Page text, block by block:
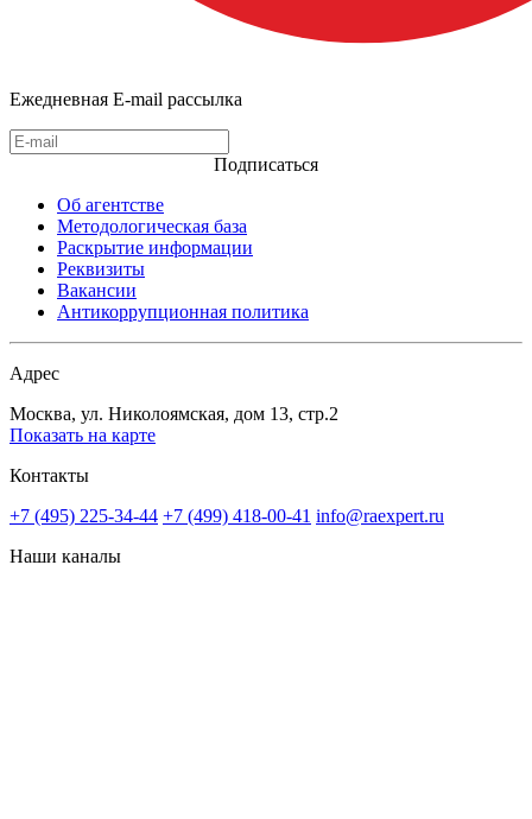
Ежедневная E-mail рассылка
Подписаться
Об агентстве
Методологическая база
Раскрытие информации
Реквизиты
Вакансии
Антикоррупционная политика
Адрес
Москва, ул. Николоямская, дом 13, стр.2
Показать на карте
Контакты
+7 (495) 225-34-44 +7 (499) 418-00-41 info@raexpert.ru
Наши каналы